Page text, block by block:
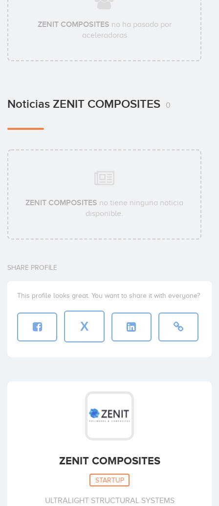
ZENIT COMPOSITES no ha pasado por
aceleradoras
Noticias ZENIT COMPOSITES 0
ZENIT COMPOSITES no tiene ninguna noticia
disponible.
SHARE PROFILE
This profile looks great. You want to share it with everyone?
X
ZENIT COMPOSITES
STARTUP
ULTRALIGHT STRUCTURAL SYSTEMS